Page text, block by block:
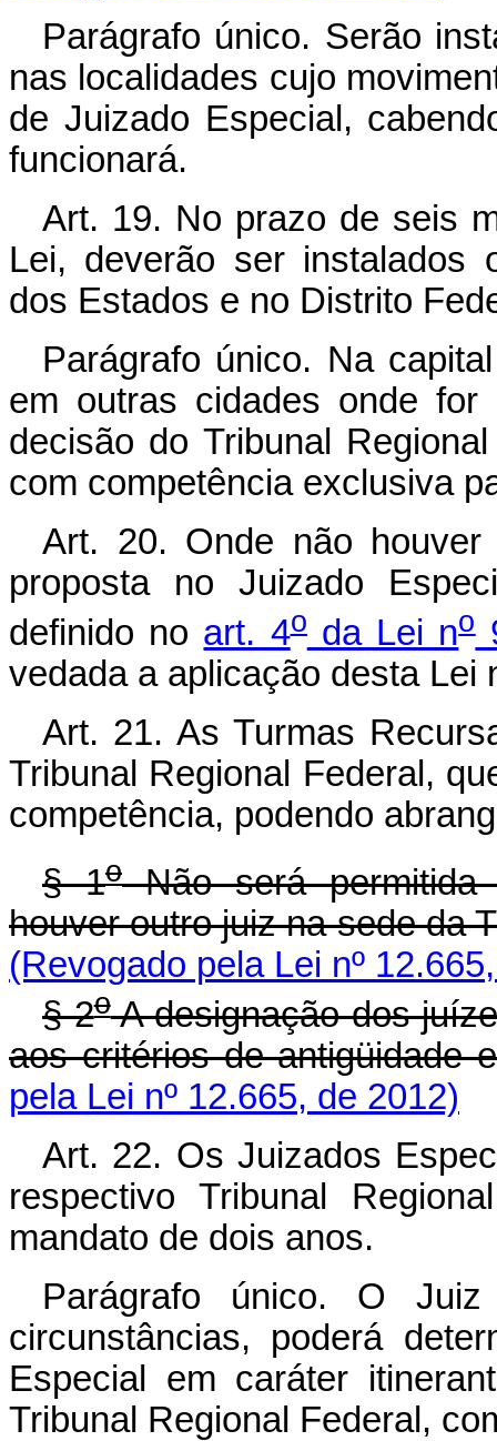
Parágrafo único. Serão
nas localidades cujo
de Juizado Especial,
funcionará.
Art. 19. No prazo de seis
Lei, deverão ser instalados
dos Estados e no Distrito
Parágrafo único. Na
em outras cidades onde
decisão do Tribunal
com competência exclusiva
Art. 20. Onde não
proposta no Juizado
definido no art. 4oda Lei no
vedada a aplicação desta Lei
Art. 21. As Turmas
Tribunal Regional Federal,
competência, podendo
§ 1oNão será permitida
houver outro juiz na sede da
(Revogado pela Lei nº
§ 2oA designação dos
aos critérios de antigüidade
pela Lei nº 12.665, de 2012)
Art. 22. Os Juizados
respectivo Tribunal
mandato de dois anos.
Parágrafo único. O
circunstâncias, poderá
Especial em caráter
Tribunal Regional Federal,